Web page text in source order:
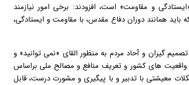
و مقاومت» است، افزودند: برخی امور نیازمند
باید همانند دوران دفاع مقدس، با مقاومت و ایستادگی،
گیران و آحاد مردم به منظور القای «نمی توانید» و
های کشور و تعریف منافع و مصالح ملی براساس
معیشتی با تدبیر و با پیگیری و مشورت درست، قابل